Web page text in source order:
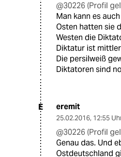
@30226 (Profil
Man kann es
Osten hatten sie
Westen die
Diktatur ist
Die persilweiß
Diktatoren sind
E eremit
25.02.2016, 12:55
@30226 (Profil
Genau das. Und
Ostdeutschland